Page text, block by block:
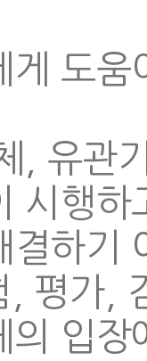
게 도
, 유관
시행하
결하기
, 평가,
의 입